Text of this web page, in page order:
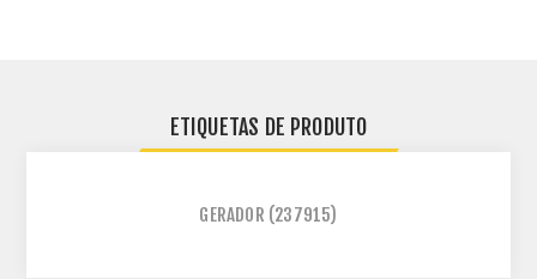
ETIQUETAS DE PRODUTO
GERADOR (237915)